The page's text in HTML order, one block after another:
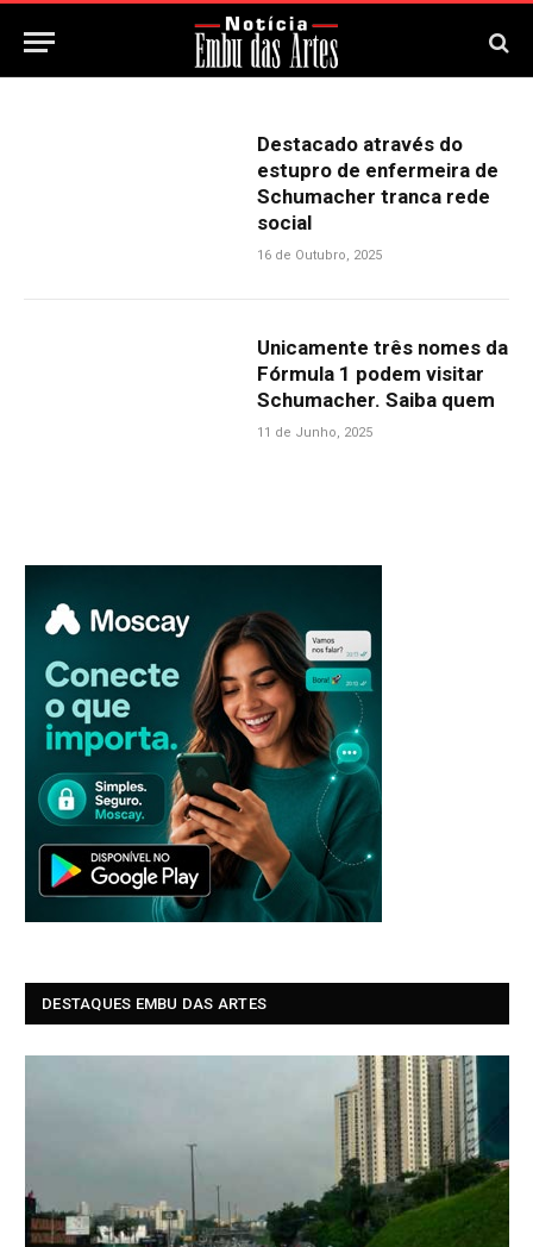
Destacado através do
estupro de enfermeira de
Schumacher tranca rede
social
16 de Outubro, 2025
Unicamente três nomes da
Fórmula 1 podem visitar
Schumacher. Saiba quem
11 de Junho, 2025
DESTAQUES EMBU DAS ARTES